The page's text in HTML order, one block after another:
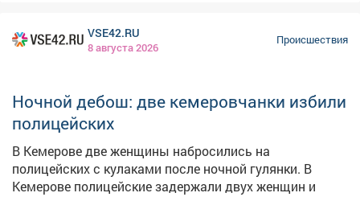
и нецензурно выражалась на детской площадке.
Женщине это показалось недопустимым – она
подросток нанёс ей несколько ударов. В
Следственном комитете уточнили, что проверка
организована по статье "Хулиганство". Сейчас
следователи устанавливают все обстоятельства
произошедшего. По результатам проверки будет
принято процессуальное решение.
VSE42.RU
8 августа 2026
Происшествия
Ночной дебош: две кемеровчанки избили
полицейских
В Кемерове две женщины набросились на
полицейских с кулаками после ночной гулянки. В
Кемерове полицейские задержали двух женщин и